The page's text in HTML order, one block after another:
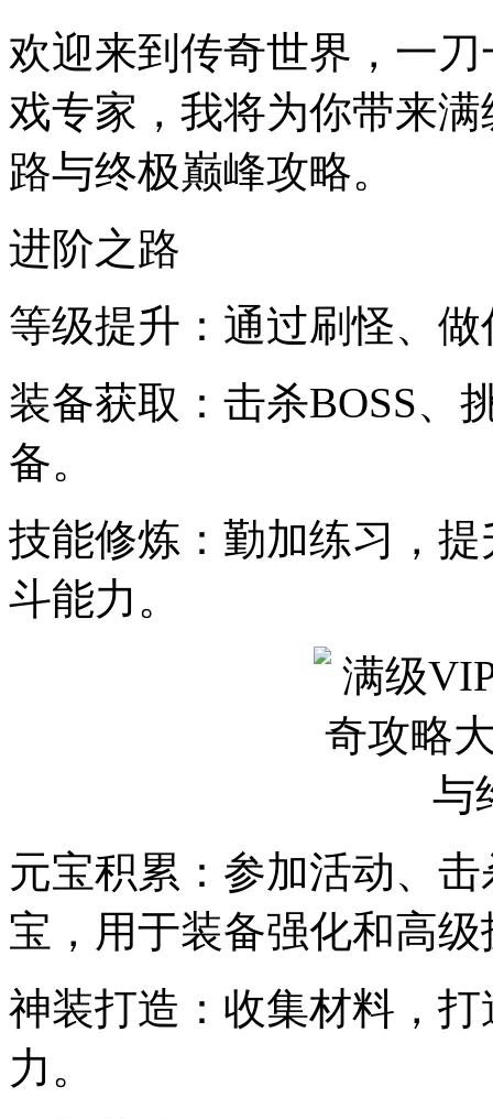
欢迎来到传奇世界，一
戏专家，我将为你带来
路与终极巅峰攻略。
进阶之路
等级提升：通过刷怪、
装备获取：击杀BOSS、
备。
技能修炼：勤加练习，
斗能力。
元宝积累：参加活动、
宝，用于装备强化和高
神装打造：收集材料，
力。